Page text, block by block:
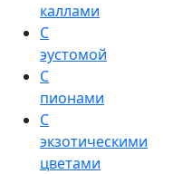
каллами
С
эустомой
С
пионами
С
экзотическими
цветами